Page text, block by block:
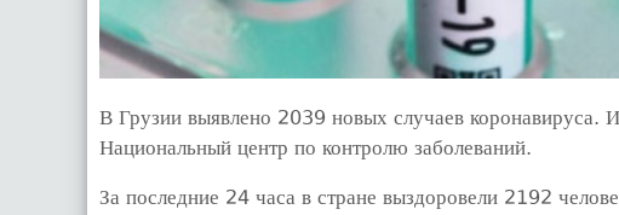
В Грузии выявлено 2039 новых случаев коронавируса.
Национальный центр по контролю заболеваний.
За последние 24 часа в стране выздоровели 2192